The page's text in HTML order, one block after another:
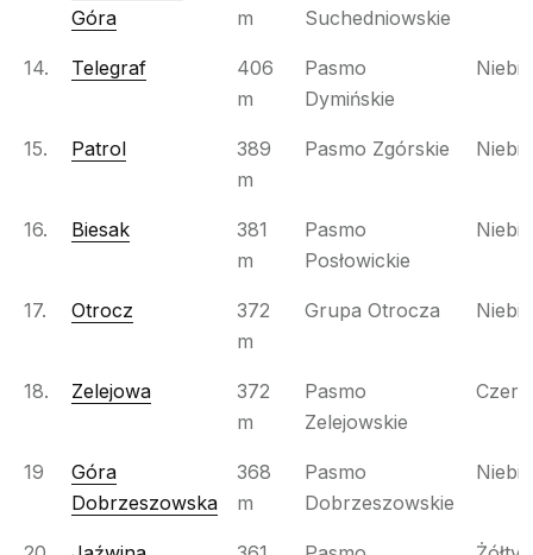
Góra
m
Suchedniowskie
14. Telegraf
406
m
Pasmo
Dymińskie
15. Patrol
389
m
Pasmo Zgórskie
16. Biesak
381
m
Pasmo
Posłowickie
17. Otrocz
372
m
Grupa Otrocza
18. Zelejowa
372
m
Pasmo
Zelejowskie
19
Góra
Dobrzeszowska
368
m
Pasmo
Dobrzeszowskie